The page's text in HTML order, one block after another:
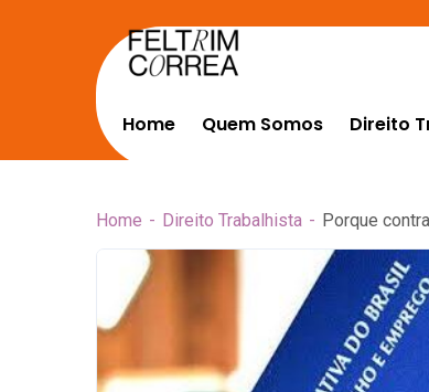
Home Quem Somos Direito
Home Direito Trabalhista Porque